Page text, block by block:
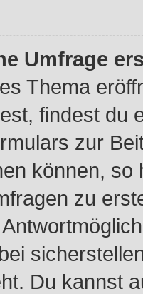
Umfrage
Thema
findest du
zur
können,
zu
Du kannst